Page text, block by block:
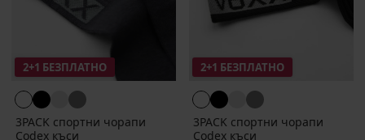
2+1 БЕЗПЛАТНО
3PACK спортни чорапи
Codex къси
2+1 БЕЗПЛАТНО
3PACK спортни чорапи
Codex къси